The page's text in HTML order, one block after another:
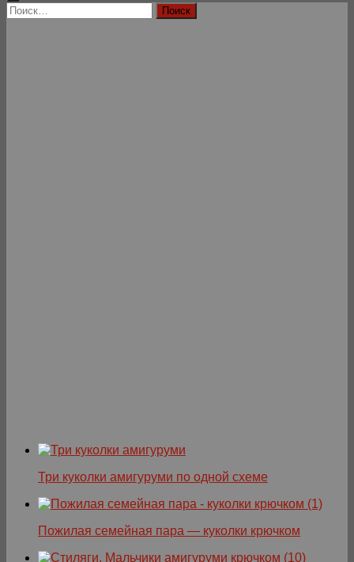
Найти:
Три куколки амигуруми по одной схеме
Пожилая семейная пара — куколки крючком